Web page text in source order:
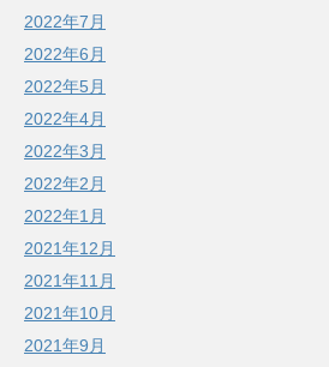
2022年7月
2022年6月
2022年5月
2022年4月
2022年3月
2022年2月
2022年1月
2021年12月
2021年11月
2021年10月
2021年9月